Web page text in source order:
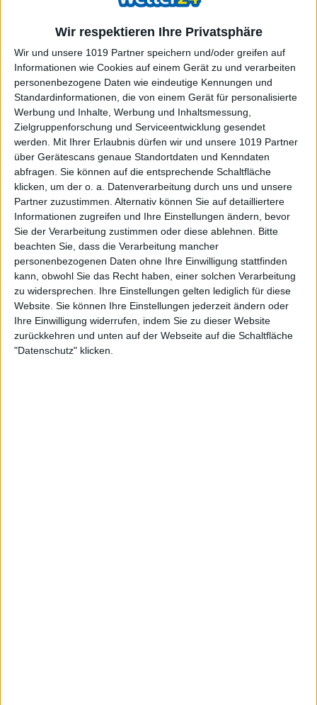
Wir respektieren Ihre Privatsphäre
Wir und unsere 1019 Partner speichern und/oder greifen auf
Informationen wie Cookies auf einem Gerät zu und verarbeiten
personenbezogene Daten wie eindeutige Kennungen und
Standardinformationen, die von einem Gerät für personalisierte
Werbung und Inhalte, Werbung und Inhaltsmessung,
Zielgruppenforschung und Serviceentwicklung gesendet
werden.
Mit Ihrer Erlaubnis dürfen wir und unsere 1019 Partner
über Gerätescans genaue Standortdaten und Kenndaten
abfragen. Sie können auf die entsprechende Schaltfläche
klicken, um der o. a. Datenverarbeitung durch uns und unsere
Partner zuzustimmen. Alternativ können Sie auf detailliertere
Informationen zugreifen und Ihre Einstellungen ändern, bevor
Sie der Verarbeitung zustimmen oder diese ablehnen.
Bitte
beachten Sie, dass die Verarbeitung mancher
personenbezogenen Daten ohne Ihre Einwilligung stattfinden
kann, obwohl Sie das Recht haben, einer solchen Verarbeitung
zu widersprechen. Ihre Einstellungen gelten lediglich für diese
Website. Sie können Ihre Einstellungen jederzeit ändern oder
Ihre Einwilligung widerrufen, indem Sie zu dieser Website
zurückkehren und unten auf der Webseite auf die Schaltfläche
"Datenschutz" klicken.